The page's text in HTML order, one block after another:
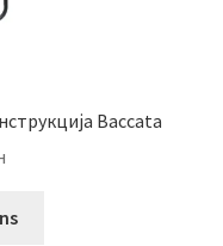
Baccata